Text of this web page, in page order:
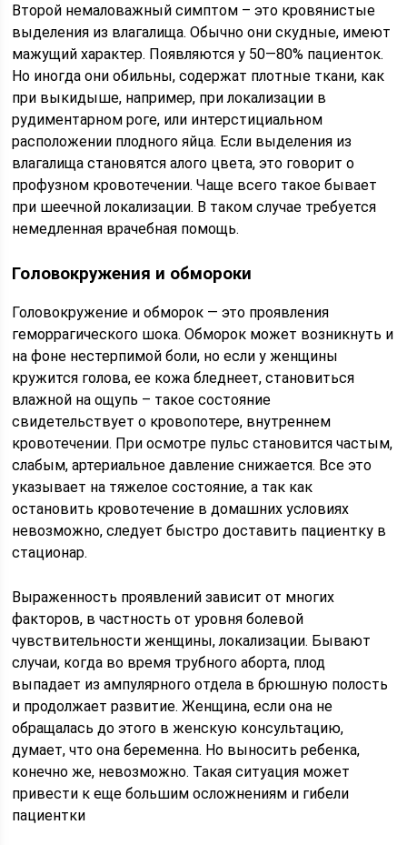
Второй немаловажный симптом – это кровянистые
выделения из влагалища. Обычно они скудные, имеют
мажущий характер. Появляются у 50—80% пациенток.
Но иногда они обильны, содержат плотные ткани, как
при выкидыше, например, при локализации в
рудиментарном роге, или интерстициальном
расположении плодного яйца. Если выделения из
влагалища становятся алого цвета, это говорит о
профузном кровотечении. Чаще всего такое бывает
при шеечной локализации. В таком случае требуется
немедленная врачебная помощь.
Головокружения и обмороки
Головокружение и обморок — это проявления
геморрагического шока. Обморок может возникнуть и
на фоне нестерпимой боли, но если у женщины
кружится голова, ее кожа бледнеет, становиться
влажной на ощупь – такое состояние
свидетельствует о кровопотере, внутреннем
кровотечении. При осмотре пульс становится частым,
слабым, артериальное давление снижается. Все это
указывает на тяжелое состояние, а так как
остановить кровотечение в домашних условиях
невозможно, следует быстро доставить пациентку в
стационар.
Выраженность проявлений зависит от многих
факторов, в частность от уровня болевой
чувствительности женщины, локализации. Бывают
случаи, когда во время трубного аборта, плод
выпадает из ампулярного отдела в брюшную полость
и продолжает развитие. Женщина, если она не
обращалась до этого в женскую консультацию,
думает, что она беременна. Но выносить ребенка,
конечно же, невозможно. Такая ситуация может
привести к еще большим осложнениям и гибели
пациентки